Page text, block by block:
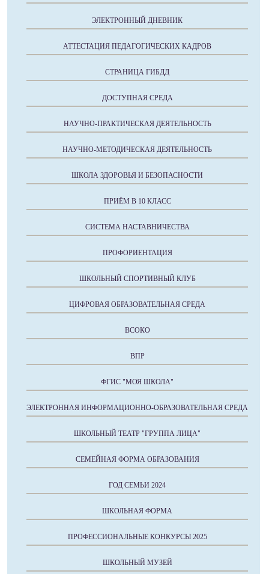
ЭЛЕКТРОННЫЙ ДНЕВНИК
АТТЕСТАЦИЯ ПЕДАГОГИЧЕСКИХ КАДРОВ
СТРАНИЦА ГИБДД
ДОСТУПНАЯ СРЕДА
НАУЧНО-ПРАКТИЧЕСКАЯ ДЕЯТЕЛЬНОСТЬ
НАУЧНО-МЕТОДИЧЕСКАЯ ДЕЯТЕЛЬНОСТЬ
ШКОЛА ЗДОРОВЬЯ И БЕЗОПАСНОСТИ
ПРИЁМ В 10 КЛАСС
СИСТЕМА НАСТАВНИЧЕСТВА
ПРОФОРИЕНТАЦИЯ
ШКОЛЬНЫЙ СПОРТИВНЫЙ КЛУБ
ЦИФРОВАЯ ОБРАЗОВАТЕЛЬНАЯ СРЕДА
ВСОКО
ВПР
ФГИС "МОЯ ШКОЛА"
ЭЛЕКТРОННАЯ ИНФОРМАЦИОННО-ОБРАЗОВАТЕЛЬНАЯ СРЕДА
ШКОЛЬНЫЙ ТЕАТР "ГРУППА ЛИЦА"
СЕМЕЙНАЯ ФОРМА ОБРАЗОВАНИЯ
ГОД СЕМЬИ 2024
ШКОЛЬНАЯ ФОРМА
ПРОФЕССИОНАЛЬНЫЕ КОНКУРСЫ 2025
ШКОЛЬНЫЙ МУЗЕЙ